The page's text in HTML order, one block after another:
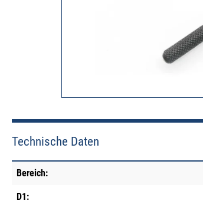
Technische Daten
Bereich:
D1: